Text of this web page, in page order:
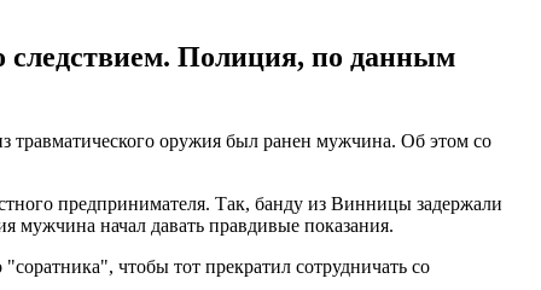
следствием. Полиция, по данным
травматического оружия был ранен мужчина. Об этом со
предпринимателя. Так, банду из Винницы задержали
мужчина начал давать правдивые показания.
чтобы тот прекратил сотрудничать со